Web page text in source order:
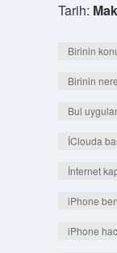
Tarih:
Birinin
Birinin
Bul
İClouda
İnternet
iPhone
iPhone